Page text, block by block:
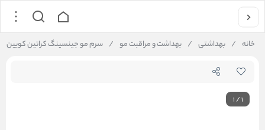
خانه / بهداشتی / بهداشت و مراقبت مو / سرم مو جینسینگ کراتین کویین
1/1